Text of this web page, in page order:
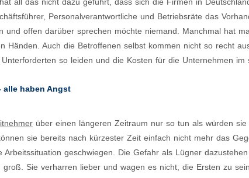
Personalverantwortliche und Betriebsräte das
und offen darüber sprechen möchte niemand. Manchmal hat
Händen. Auch die Betroffenen selbst kommen nicht so recht
so leiden und die Kosten für die Unternehmen im
alle haben Angst
über einen längeren Zeitraum nur so tun als würden
sie bereits nach kürzester Zeit einfach nicht mehr das
Arbeitssituation geschwiegen. Die Gefahr als Lügner
groß. Sie verharren lieber und wagen es nicht, die Ersten zu